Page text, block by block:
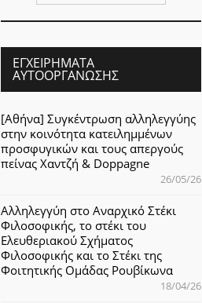
ΕΓΧΕΙΡΉΜΑΤΑ
ΑΥΤΟΟΡΓΆΝΩΣΗΣ
[Αθήνα] Συγκέντρωση αλληλεγγύης
στην κοινότητα κατειλημμένων
προσφυγικών και τους απεργούς
πείνας Χαντζή & Doppagne
26/05/26
Αλληλεγγύη στο Αναρχικό Στέκι
Φιλοσοφικής, το στέκι του
Ελευθεριακού Σχήματος
Φιλοσοφικής και το Στέκι της
Φοιτητικής Ομάδας Ρουβίκωνα
18/04/26